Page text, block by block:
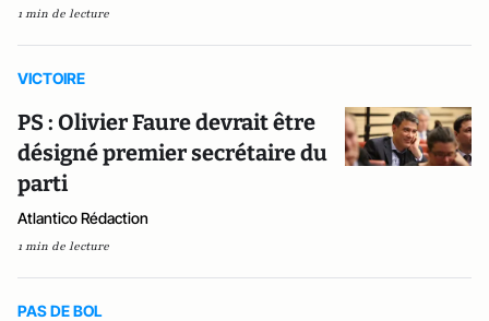
1 min de lecture
VICTOIRE
PS : Olivier Faure devrait être
désigné premier secrétaire du
parti
Atlantico Rédaction
1 min de lecture
PAS DE BOL